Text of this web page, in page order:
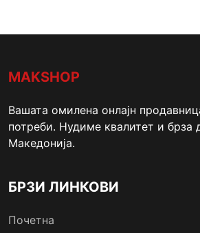
MAKSHOP
Вашата омилена онлајн
потреби. Нудиме квалитет и брза
Македонија.
БРЗИ ЛИНКОВИ
Почетна